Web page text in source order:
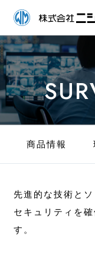
商品情報
先進的な技術と
セキュリティを
す。